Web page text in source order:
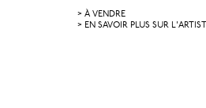
> À VENDRE
> EN SAVOIR PLUS SUR